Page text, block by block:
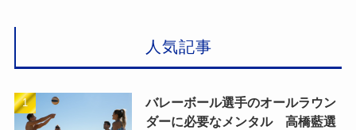
人気記事
バレーボール選手のオールラウン
ダーに必要なメンタル 高橋藍選